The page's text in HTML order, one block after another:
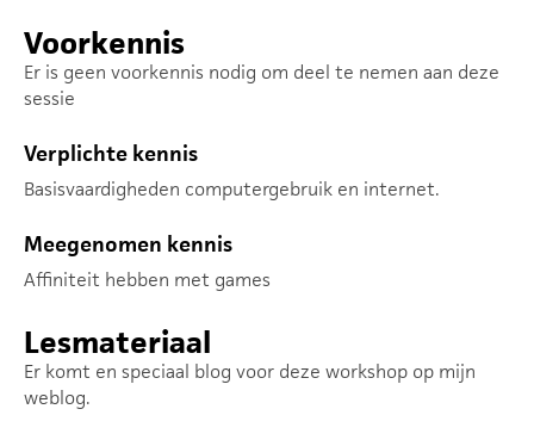
Voorkennis
Er is geen voorkennis nodig om deel te nemen aan deze
sessie
Verplichte kennis
Basisvaardigheden computergebruik en internet.
Meegenomen kennis
Affiniteit hebben met games
Lesmateriaal
Er komt en speciaal blog voor deze workshop op mijn
weblog.